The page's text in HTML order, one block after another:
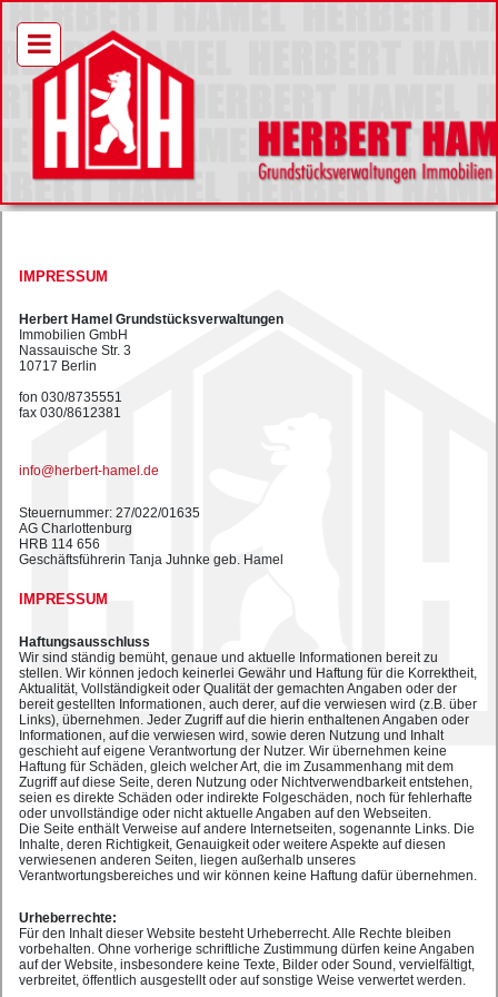
IMPRESSUM
Herbert Hamel Grundstücksverwaltungen
Immobilien GmbH
Nassauische Str. 3
10717 Berlin
fon 030/8735551
fax 030/8612381
info@herbert-hamel.de
Steuernummer: 27/022/01635
AG Charlottenburg
HRB 114 656
Geschäftsführerin Tanja Juhnke geb. Hamel
IMPRESSUM
Haftungsausschluss
Wir sind ständig bemüht, genaue und aktuelle Informationen bereit zu
stellen. Wir können jedoch keinerlei Gewähr und Haftung für die Korrektheit,
Aktualität, Vollständigkeit oder Qualität der gemachten Angaben oder der
bereit gestellten Informationen, auch derer, auf die verwiesen wird (z.B. über
Links), übernehmen. Jeder Zugriff auf die hierin enthaltenen Angaben oder
Informationen, auf die verwiesen wird, sowie deren Nutzung und Inhalt
geschieht auf eigene Verantwortung der Nutzer. Wir übernehmen keine
Haftung für Schäden, gleich welcher Art, die im Zusammenhang mit dem
Zugriff auf diese Seite, deren Nutzung oder Nichtverwendbarkeit entstehen,
seien es direkte Schäden oder indirekte Folgeschäden, noch für fehlerhafte
oder unvollständige oder nicht aktuelle Angaben auf den Webseiten.
Die Seite enthält Verweise auf andere Internetseiten, sogenannte Links. Die
Inhalte, deren Richtigkeit, Genauigkeit oder weitere Aspekte auf diesen
verwiesenen anderen Seiten, liegen außerhalb unseres
Verantwortungsbereiches und wir können keine Haftung dafür übernehmen.
Urheberrechte:
Für den Inhalt dieser Website besteht Urheberrecht. Alle Rechte bleiben
vorbehalten. Ohne vorherige schriftliche Zustimmung dürfen keine Angaben
auf der Website, insbesondere keine Texte, Bilder oder Sound, vervielfältigt,
verbreitet, öffentlich ausgestellt oder auf sonstige Weise verwertet werden.